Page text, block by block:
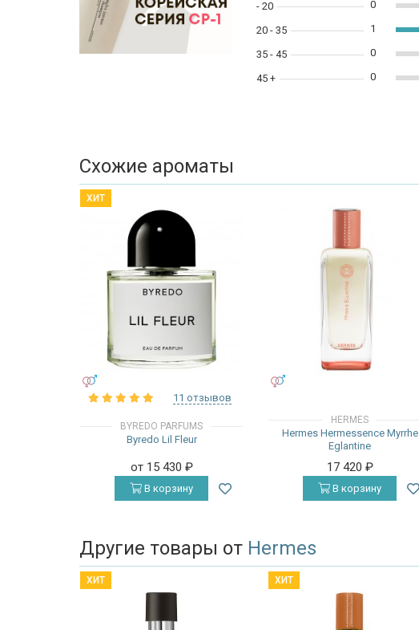
- 20
20 - 35
35 - 45
45 +
0
1
0
0
Схожие ароматы
ХИТ
11 отзывов
BYREDO PARFUMS
Byredo Lil Fleur
от 15 430 ₽
В корзину
HERMES
Hermes Hermessence Myrrhe
Eglantine
17 420 ₽
В корзину
Другие товары от Hermes
ХИТ ХИТ